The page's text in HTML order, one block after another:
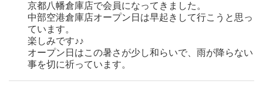
京都八幡倉庫店で会員になってきました。
中部空港倉庫店オープン日は早起きして行こうと思っ
ています。
楽しみです♪♪
オープン日はこの暑さが少し和らいで、雨が降らない
事を切に祈っています。